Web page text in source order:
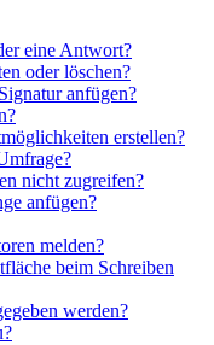
eine Antwort?
oder löschen?
anfügen?
erstellen?
nicht zugreifen?
anfügen?
melden?
beim Schreiben
werden?